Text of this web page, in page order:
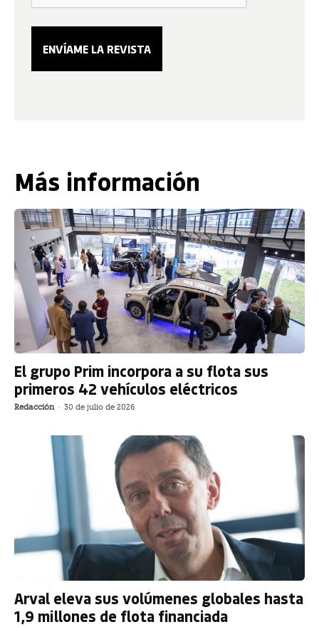
Más información
El grupo Prim incorpora a su flota sus
primeros 42 vehículos eléctricos
Redacción - 30 de julio de 2026
Arval eleva sus volúmenes globales hasta
1,9 millones de flota financiada